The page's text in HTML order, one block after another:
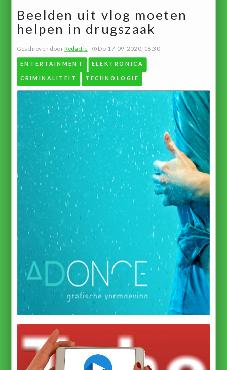
Beelden uit vlog moeten
helpen in drugszaak
Geschreven doorRedactie Do 17-09-2020, 18:30
ENTERTAINMENT ELEKTRONICA
CRIMINALITEIT TECHNOLOGIE